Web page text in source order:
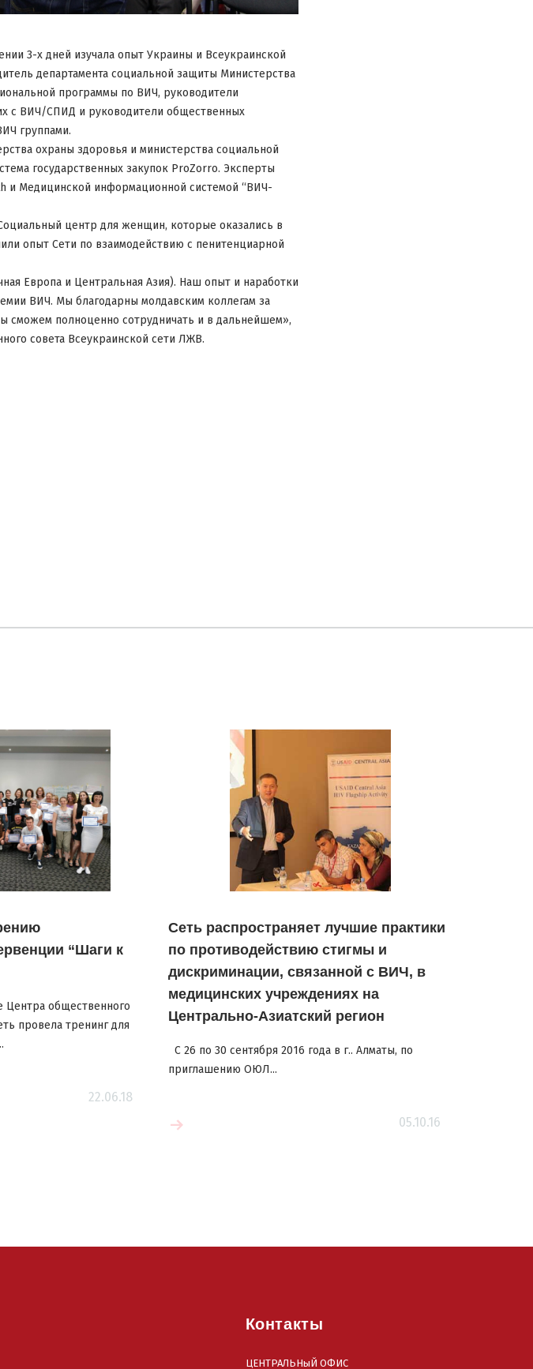
3-х дней изучала опыт Украины и Всеукраинской
департамента социальной защиты Министерства
программы по ВИЧ, руководители
с ВИЧ/СПИД и руководители общественных
группами.
охраны здоровья и министерства социальной
государственных закупок ProZorro. Эксперты
и Медицинской информационной системой “ВИЧ-
центр для женщин, которые оказались в
опыт Сети по взаимодействию с пенитенциарной
Европа и Центральная Азия). Наш опыт и наработки
ВИЧ. Мы благодарны молдавским коллегам за
сможем полноценно сотрудничать и в дальнейшем»,
совета Всеукраинской сети ЛЖВ.
“Шаги к
Центра общественного
провела тренинг для
22.06.18
Сеть распространяет лучшие практики
по противодействию стигмы и
дискриминации, связанной с ВИЧ, в
медицинских учреждениях на
Центрально-Азиатский регион
С 26 по 30 сентября 2016 года в г.. Алматы, по
приглашению ОЮЛ...
05.10.16
Контакты
ЦЕНТРАЛЬНыЙ ОФИС